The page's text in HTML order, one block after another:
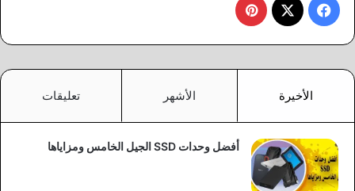
فيسبوك
‫X بينتيريست
الأخيرة الأشهر تعليقات
أفضل وحدات SSD الجيل الخامس ومزاياها